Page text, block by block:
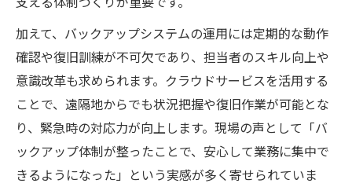
加えて、バックアップシステムの運用には定期的な動作
確認や復旧訓練が不可欠であり、担当者のスキル向上や
意識改革も求められます。クラウドサービスを活用する
ことで、遠隔地からでも状況把握や復旧作業が可能とな
り、緊急時の対応力が向上します。現場の声として「バ
ックアップ体制が整ったことで、安心して業務に集中で
きるようになった」という実感が多く寄せられていま